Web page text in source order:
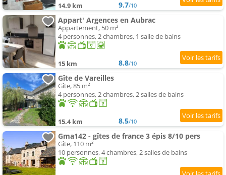
14.9 km 9.7/10
Appart' Argences en Aubrac
Appartement, 50 m²
4 personnes, 2 chambres, 1 salle de bains
15 km 8.8/10
Gîte de Vareilles
Gîte, 85 m²
4 personnes, 2 chambres, 2 salles de bains
15.4 km 8.5/10
Gma142 - gîtes de france 3 épis 8/10 pers
Gîte, 110 m²
10 personnes, 4 chambres, 2 salles de bains